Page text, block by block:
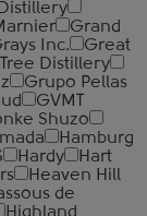
Grand
Inc.
Great
Distillery
Grupo Pellas
GVMT
Shuzo
Hamburg
Hardy
Hart
Heaven Hill
de